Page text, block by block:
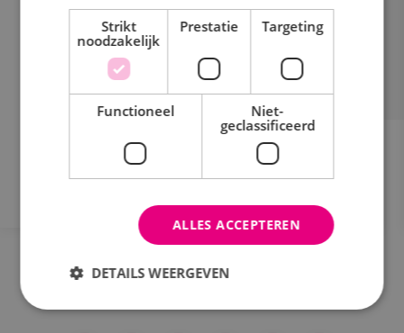
Interview met Ralph en Erik Bink in magazine
Henk & Fred
Strikt
noodzakelijk
Prestatie Targeting
Functioneel
Niet-
geclassificeerd
ALLES ACCEPTEREN
DETAILS WEERGEVEN